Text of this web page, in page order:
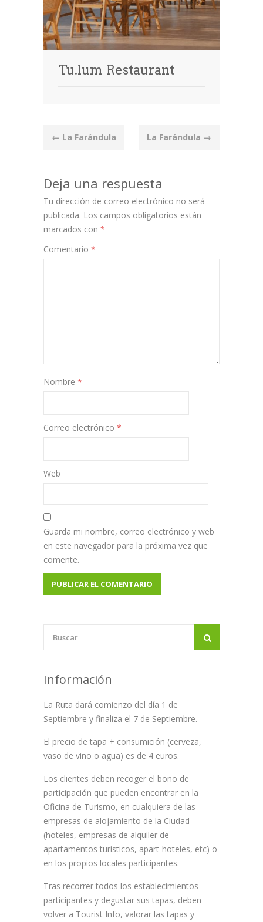
Tu.lum Restaurant
Post
← La Farándula La Farándula →
Deja una respuesta
Tu dirección de correo electrónico no será
publicada. Los campos obligatorios están
marcados con *
Comentario *
Nombre *
Correo electrónico *
Web
Guarda mi nombre, correo electrónico y web
en este navegador para la próxima vez que
comente.
Información
La Ruta dará comienzo del día 1 de
Septiembre y finaliza el 7 de Septiembre.
El precio de tapa + consumición (cerveza,
vaso de vino o agua) es de 4 euros.
Los clientes deben recoger el bono de
participación que pueden encontrar en la
Oficina de Turismo, en cualquiera de las
empresas de alojamiento de la Ciudad
(hoteles, empresas de alquiler de
apartamentos turísticos, apart-hoteles, etc) o
en los propios locales participantes.
Tras recorrer todos los establecimientos
participantes y degustar sus tapas, deben
volver a Tourist Info, valorar las tapas y